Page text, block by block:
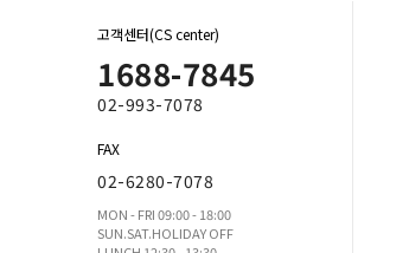
고객센터(CS center)
1688-7845
02-993-7078
FAX
02-6280-7078
MON - FRI 09:00 - 18:00
SUN.SAT.HOLIDAY OFF